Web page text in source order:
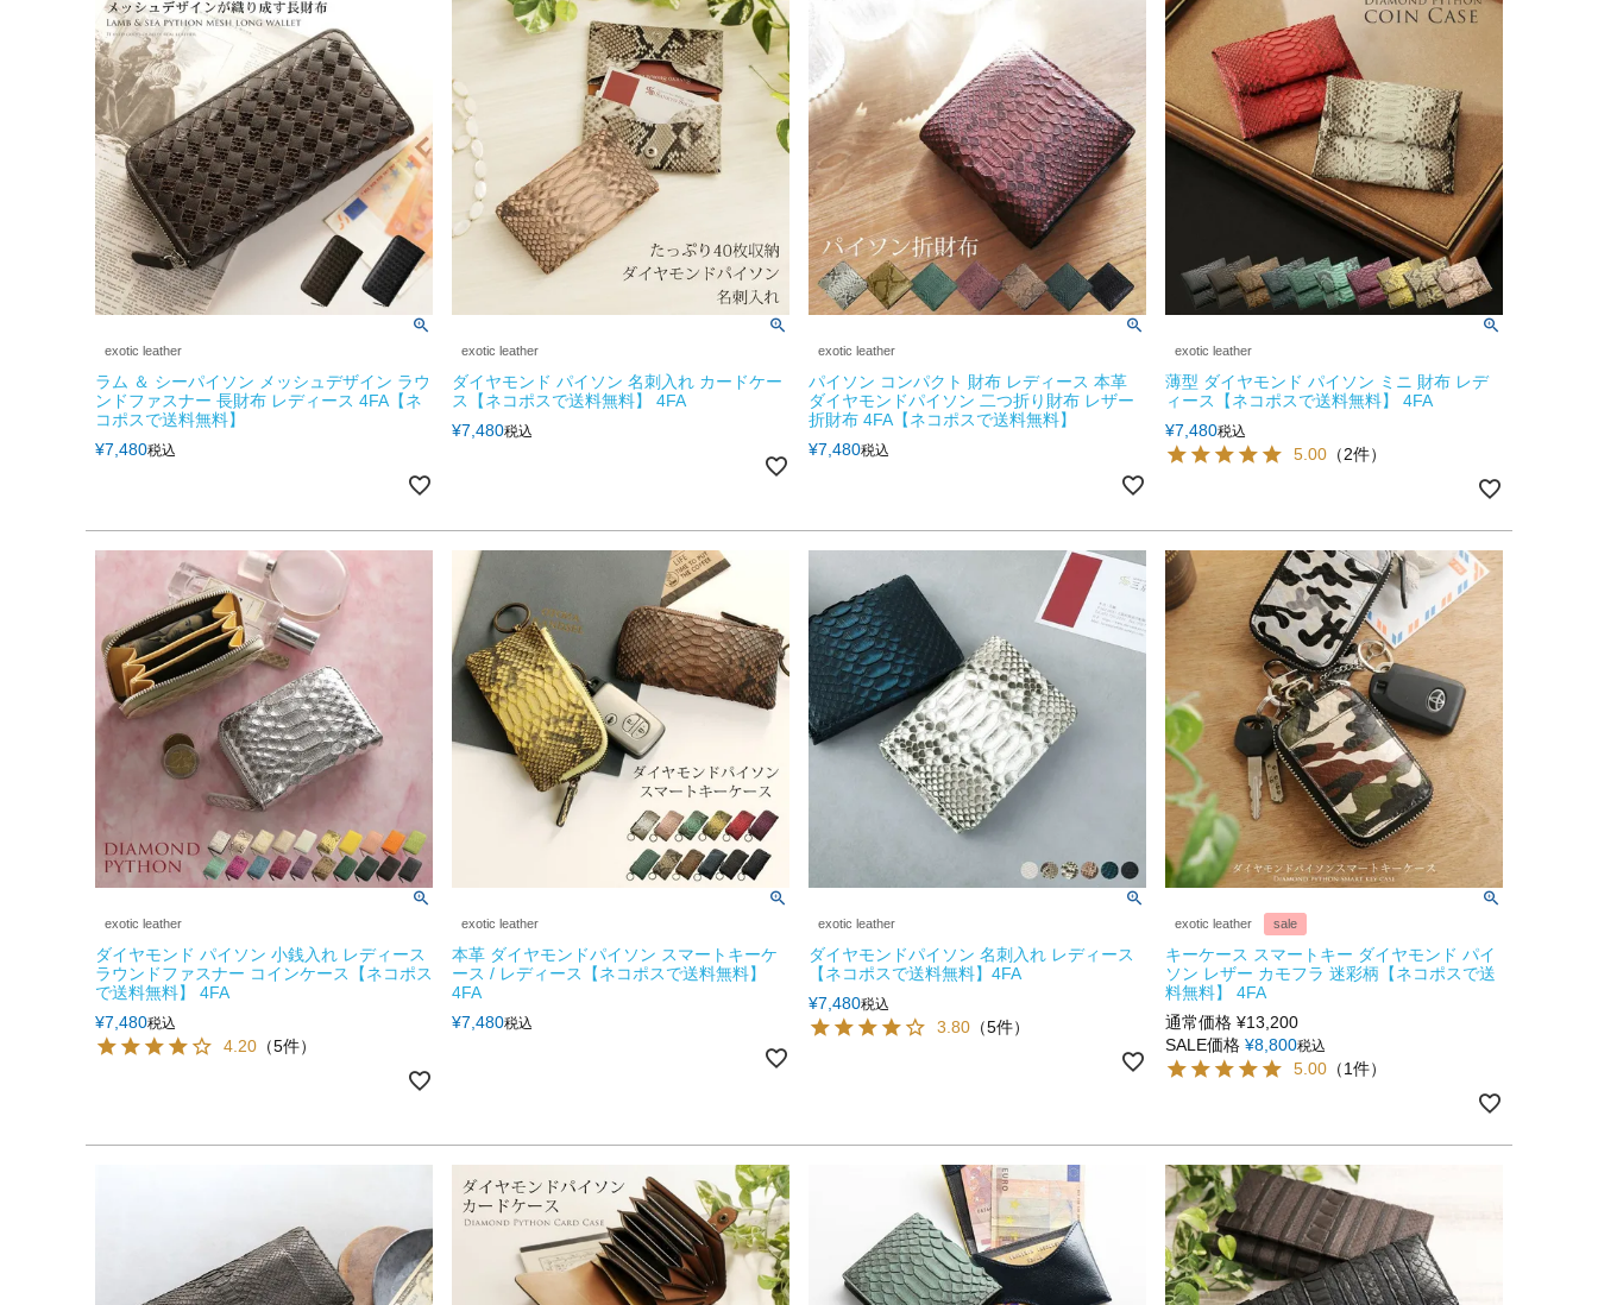
exotic leather
ラム ＆ シーパイソン メッシュデザイン ラウ
ンドファスナー 長財布 レディース 4FA【ネ
コポスで送料無料】
¥7,480税込
exotic leather
ダイヤモンド パイソン 名刺入れ カードケー
ス【ネコポスで送料無料】 4FA
¥7,480税込
exotic leather
パイソン コンパクト 財布 レディース 本革
ダイヤモンドパイソン 二つ折り財布 レザー
折財布 4FA【ネコポスで送料無料】
¥7,480税込
exotic leather
薄型 ダイヤモンド パイソン ミニ 財布 レデ
ィース【ネコポスで送料無料】 4FA
¥7,480税込
5.00 （2件）
exotic leather
ダイヤモンド パイソン 小銭入れ レディース
ラウンドファスナー コインケース【ネコポス
で送料無料】 4FA
¥7,480税込
4.20 （5件）
exotic leather
本革 ダイヤモンドパイソン スマートキーケ
ース / レディース【ネコポスで送料無料】
4FA
¥7,480税込
exotic leather
ダイヤモンドパイソン 名刺入れ レディース
【ネコポスで送料無料】4FA
¥7,480税込
3.80 （5件）
exotic leather sale
キーケース スマートキー ダイヤモンド パイ
ソン レザー カモフラ 迷彩柄【ネコポスで送
料無料】 4FA
通常価格 ¥13,200
SALE価格 ¥8,800税込
5.00 （1件）